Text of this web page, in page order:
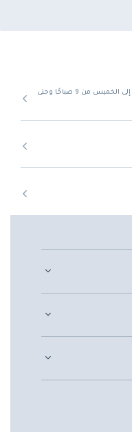
من الأحد إلى الخميس من 9 صباحًا وحتى